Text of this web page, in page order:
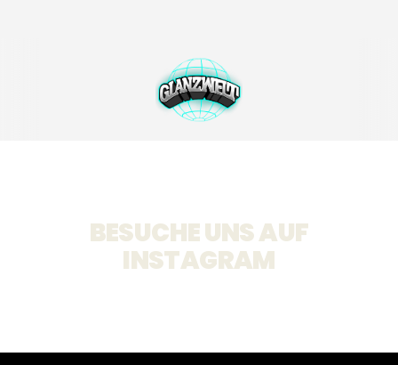
BESUCHE UNS AUF
INSTAGRAM